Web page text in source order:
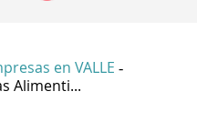
en VALLE -
Alimenti...